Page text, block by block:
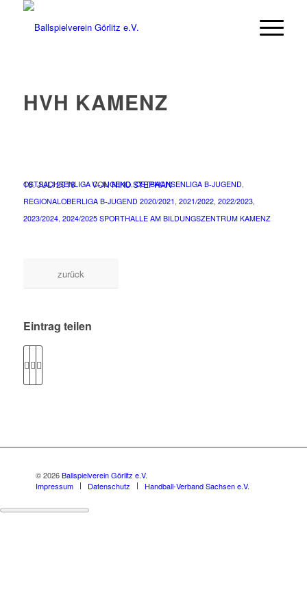
HVH KAMENZ
18. JULI 2018 / VONNIKO STEPHAN /
OSTSACHSENLIGA C-JUGEND,OSTSACHSENLIGA B-JUGEND,
REGIONALOBERLIGA B-JUGEND 2020/2021 , 2021/2022, 2022/2023,
2023/2024, 2024/2025 SPORTHALLE AM BILDUNGSZENTRUM KAMENZ
zurück
Eintrag teilen
© 2026Ballspielverein Görlitz e.V.
Impressum
Datenschutz Handball-Verband Sachsen e.V.